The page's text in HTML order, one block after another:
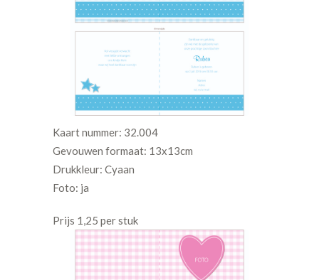
Kaart nummer: 32.004
Gevouwen formaat: 13x13cm
Drukkleur: Cyaan
Foto: ja
Prijs 1,25 per stuk